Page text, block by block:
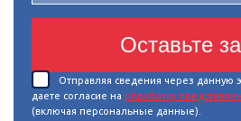
Оставьте
Отправляя сведения через данную
даете согласие на обработку
(включая персональные данные).